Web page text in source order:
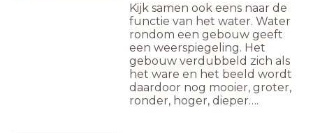
Kijk samen ook eens naar de
functie van het water. Water
rondom een gebouw geeft
een weerspiegeling. Het
gebouw verdubbeld zich als
het ware en het beeld wordt
daardoor nog mooier, groter,
ronder, hoger, dieper….